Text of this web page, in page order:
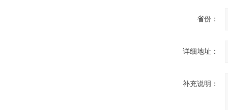
省份：
详细地址：
补充说明：